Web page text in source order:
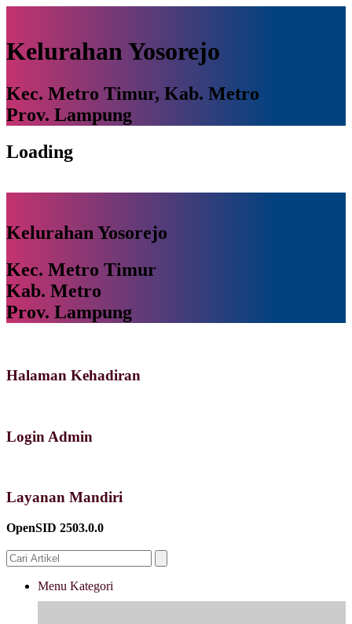
Kelurahan Yosorejo
Kec. Metro Timur, Kab. Metro
Prov. Lampung
Loading
Kelurahan Yosorejo
Kec. Metro Timur
Kab. Metro
Prov. Lampung
Halaman Kehadiran
Login Admin
Layanan Mandiri
OpenSID 2503.0.0
Menu Kategori